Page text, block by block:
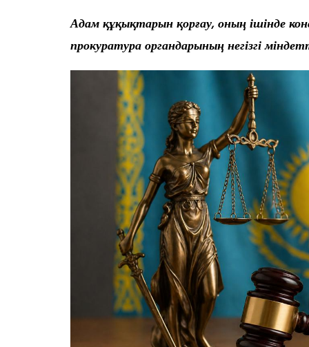
Адам құқықтарын қорғау, оның ішінде
прокуратура органдарының негізгі